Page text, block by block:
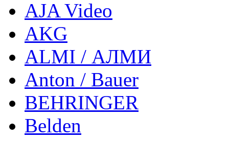
AJA Video
AKG
ALMI / АЛМИ
Anton / Bauer
BEHRINGER
Belden